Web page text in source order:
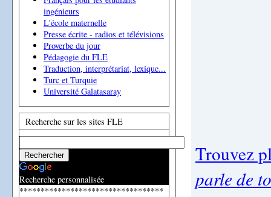
ingénieurs
L'école maternelle
Presse écrite - radios et télévisions
Proverbe du jour
Pédagogie du FLE
Traduction, interprétariat, lexique...
Turc et Turquie
Université Galatasaray
Recherche sur les sites FLE
Recherche personnalisée
**********************************
Trouvez
parle de